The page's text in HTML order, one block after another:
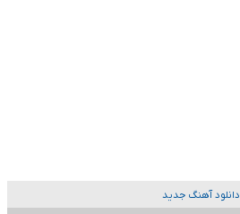
دانلود آهنگ جدید